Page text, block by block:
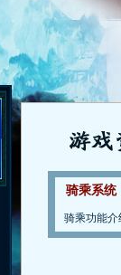
骑乘系统
骑乘功能介